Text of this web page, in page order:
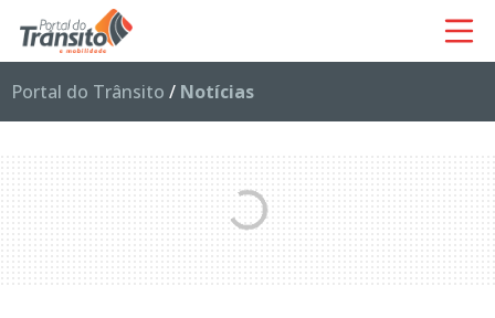
Portal do Trânsito / Notícias